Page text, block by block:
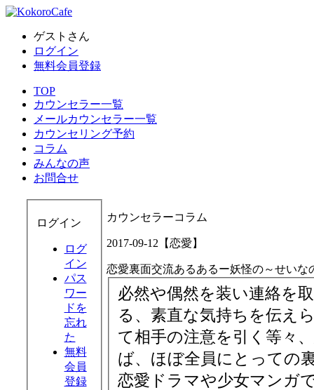
ゲストさん
ログイン
無料会員登録
TOP
カウンセラー一覧
メールカウンセラー一覧
カウンセリング予約
コラム
みんなの声
お問合せ
ログイン
ログ
イン
パス
ワー
ドを
忘れ
た
無料
会員
登録
カウンセラーコラム
2017-09-12【恋愛】
恋愛裏面交流あるあるー妖怪の～せいな
必然や偶然を装い連絡を
る、素直な気持ちを伝え
て相手の注意を引く等々
ば、ほぼ全員にとっての
恋愛ドラマや少女マンガ